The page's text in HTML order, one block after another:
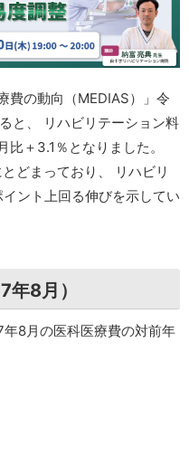
費の動向（MEDIAS）」令
と、 リハビリテーション料
比＋3.1％となりました。
どまっており、 リハビリ
ント上回る伸びを示してい
年8月）
8月の医科医療費の対前年